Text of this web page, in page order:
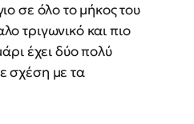
σε όλο το μήκος του
τριγωνικό και πιο
έχει δύο πολύ
σχέση με τα